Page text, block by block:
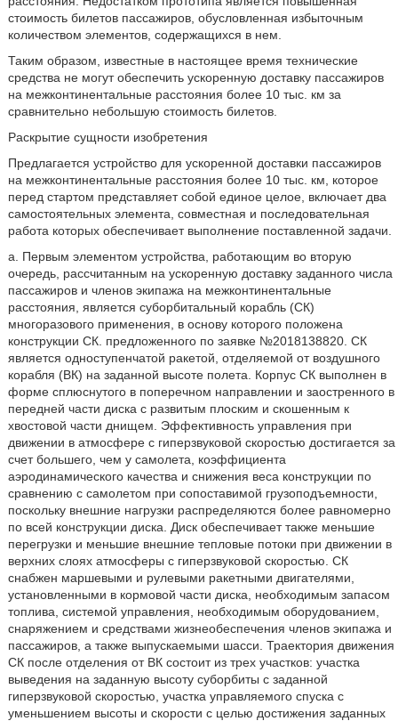
стоимость билетов пассажиров, обусловленная избыточным
количеством элементов, содержащихся в нем.
Таким образом, известные в настоящее время технические
средства не могут обеспечить ускоренную доставку пассажиров
на межконтинентальные расстояния более 10 тыс. км за
сравнительно небольшую стоимость билетов.
Раскрытие сущности изобретения
Предлагается устройство для ускоренной доставки пассажиров
на межконтинентальные расстояния более 10 тыс. км, которое
перед стартом представляет собой единое целое, включает два
самостоятельных элемента, совместная и последовательная
работа которых обеспечивает выполнение поставленной задачи.
а. Первым элементом устройства, работающим во вторую
очередь, рассчитанным на ускоренную доставку заданного числа
пассажиров и членов экипажа на межконтинентальные
расстояния, является суборбитальный корабль (СК)
многоразового применения, в основу которого положена
конструкции СК. предложенного по заявке №2018138820. СК
является одноступенчатой ракетой, отделяемой от воздушного
корабля (ВК) на заданной высоте полета. Корпус СК выполнен в
форме сплюснутого в поперечном направлении и заостренного в
передней части диска с развитым плоским и скошенным к
хвостовой части днищем. Эффективность управления при
движении в атмосфере с гиперзвуковой скоростью достигается за
счет большего, чем у самолета, коэффициента
аэродинамического качества и снижения веса конструкции по
сравнению с самолетом при сопоставимой грузоподъемности,
поскольку внешние нагрузки распределяются более равномерно
по всей конструкции диска. Диск обеспечивает также меньшие
перегрузки и меньшие внешние тепловые потоки при движении в
верхних слоях атмосферы с гиперзвуковой скоростью. СК
снабжен маршевыми и рулевыми ракетными двигателями,
установленными в кормовой части диска, необходимым запасом
топлива, системой управления, необходимым оборудованием,
снаряжением и средствами жизнеобеспечения членов экипажа и
пассажиров, а также выпускаемыми шасси. Траектория движения
СК после отделения от ВК состоит из трех участков: участка
выведения на заданную высоту суборбиты с заданной
гиперзвуковой скоростью, участка управляемого спуска с
уменьшением высоты и скорости с целью достижения заданных